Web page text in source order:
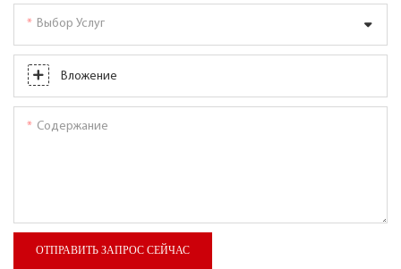
Выбор Услуг
Вложение
Содержание
ОТПРАВИТЬ ЗАПРОС СЕЙЧАС